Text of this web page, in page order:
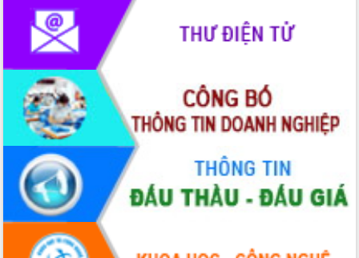
Hội thảo góp ý hồ sơ điều chỉnh quy
hoạch tỉnh Đắk Lắk thời kỳ 2021-2030,
tầm nhìn đến năm 2050
Nâng cao hiệu quả hoạt động của các
doanh nghiệp nhà nước
Hội nghị triển khai kết nối mạng
truyền số liệu chuyên dùng phục vụ cơ
quan Đảng, Nhà nước
Lễ phát động chuỗi hoạt động chung
tay làm sạch môi trường
Xã Ea Kar bước chuyển mình trong
công tác cải cách hành chính mô hình
mới
UBND tỉnh họp báo định kỳ tháng 4
năm 2026